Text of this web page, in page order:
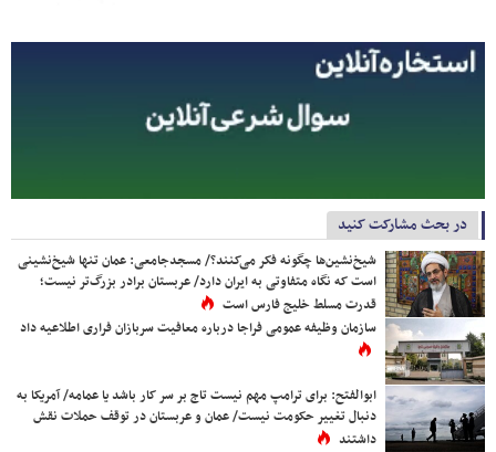
در بحث مشارکت کنید
شیخ‌نشین‌ها چگونه فکر می‌کنند؟/ مسجدجامعی: عمان تنها شیخ‌نشینی
است که نگاه متفاوتی به ایران دارد/ عربستان برادر بزرگ‌تر نیست؛
قدرت مسلط خلیج فارس است
سازمان وظیفه عمومی فراجا درباره معافیت سربازان فراری اطلاعیه داد
ابوالفتح: برای ترامپ مهم نیست تاج بر سر کار باشد یا عمامه/ آمریکا به
دنبال تغییر حکومت نیست/ عمان و عربستان در توقف حملات نقش
داشتند